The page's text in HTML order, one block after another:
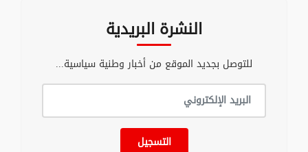
النشرة البريدية
للتوصل بجديد الموقع من أخبار وطنية سياسية...
التسجيل